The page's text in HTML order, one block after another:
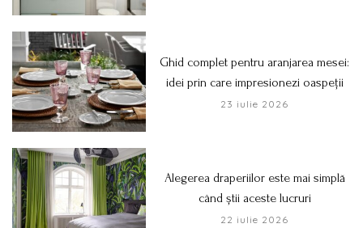
Ghid complet pentru aranjarea mesei:
idei prin care impresionezi oaspeții
23 iulie 2026
Alegerea draperiilor este mai simplă
când știi aceste lucruri
22 iulie 2026